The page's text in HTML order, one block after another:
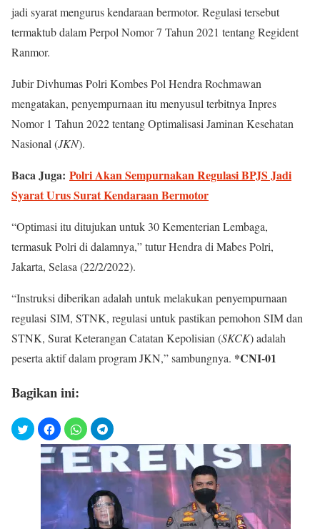
jadi syarat mengurus kendaraan bermotor. Regulasi tersebut
termaktub dalam Perpol Nomor 7 Tahun 2021 tentang Regident
Ranmor.
Jubir Divhumas Polri Kombes Pol Hendra Rochmawan
mengatakan, penyempurnaan itu menyusul terbitnya Inpres
Nomor 1 Tahun 2022 tentang Optimalisasi Jaminan Kesehatan
Nasional (JKN).
Baca Juga: Polri Akan Sempurnakan Regulasi BPJS Jadi
Syarat Urus Surat Kendaraan Bermotor
“Optimasi itu ditujukan untuk 30 Kementerian Lembaga,
termasuk Polri di dalamnya,” tutur Hendra di Mabes Polri,
Jakarta, Selasa (22/2/2022).
“Instruksi diberikan adalah untuk melakukan penyempurnaan
regulasi SIM, STNK, regulasi untuk pastikan pemohon SIM dan
STNK, Surat Keterangan Catatan Kepolisian (SKCK) adalah
peserta aktif dalam program JKN,” sambungnya. *CNI-01
Bagikan ini: